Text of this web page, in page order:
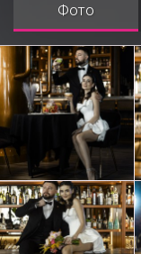
Фото